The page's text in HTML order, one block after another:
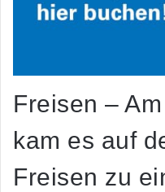
Freisen –
kam es auf
Freisen zu